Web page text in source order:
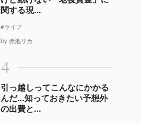
関する現...
#ライフ
by 赤池リカ
4
引っ越しってこんなにかかる
んだ…知っておきたい予想外
の出費と...